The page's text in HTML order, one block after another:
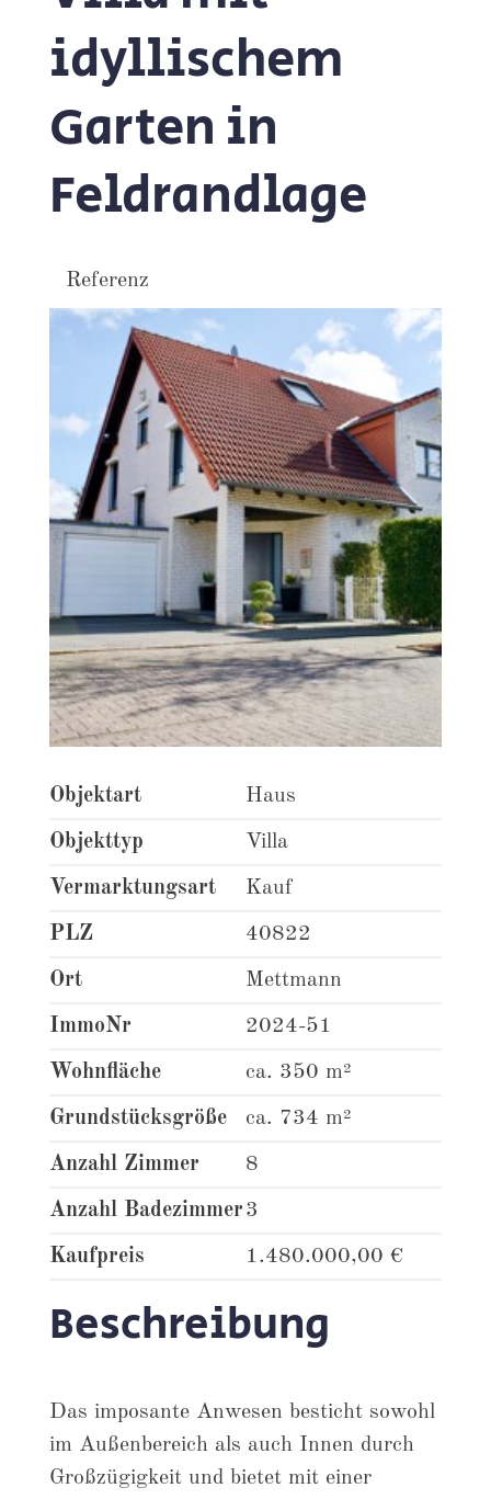
idyllischem
Garten in
Feldrandlage
Referenz
Objektart Haus
Objekttyp Villa
Vermarktungsart Kauf
PLZ 40822
Ort Mettmann
ImmoNr 2024-51
Wohnfläche ca. 350 m²
Grundstücksgröße ca. 734 m²
Anzahl Zimmer 8
Anzahl Badezimmer 3
Kaufpreis 1.480.000,00 €
Beschreibung
Das imposante Anwesen besticht sowohl
im Außenbereich als auch Innen durch
Großzügigkeit und bietet mit einer